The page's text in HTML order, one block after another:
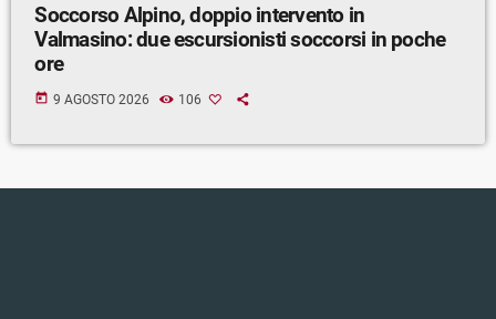
Soccorso Alpino, doppio intervento in
Valmasino: due escursionisti soccorsi in poche
ore
today 9 AGOSTO 2026 106